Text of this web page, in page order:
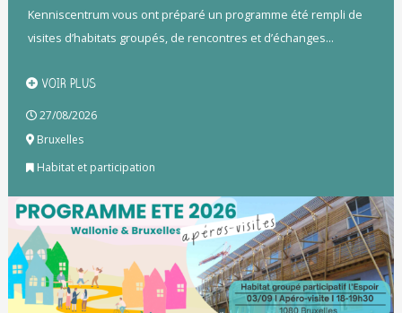
Kenniscentrum vous ont préparé un programme été rempli de
visites d’habitats groupés, de rencontres et d’échanges...
VOIR PLUS
27/08/2026
Bruxelles
Habitat et participation